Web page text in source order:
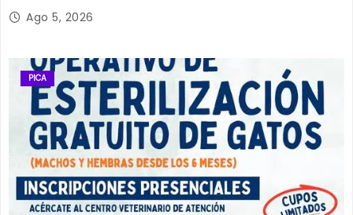
Ago 5, 2026
PICA